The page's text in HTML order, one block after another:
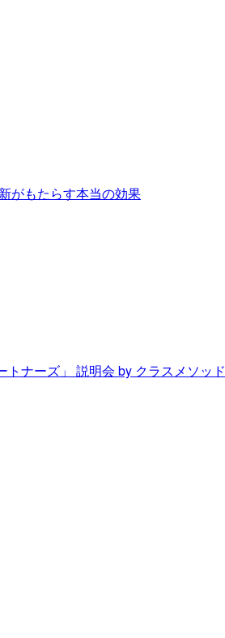
がもたらす本当の効果
トナーズ」 説明会 by クラスメソッド